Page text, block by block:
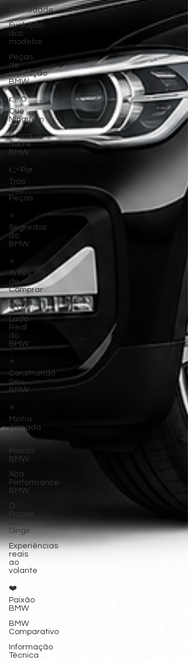
Velcoidade
Evolução
dos
modelos
Peças
de
reposição
BMW
👉 O
Que
Ninguém
Te
Conta
Sobre
BMW
👉 Por
Trás
das
Peças
⭐
Segredos
do
BMW
⭐
Antes
de
Comprar
⭐ O
Lado
Real
do
BMW
⭐
Construindo
Seu
BMW
⭐
Minha
Jornada
BMW
Paixão
BMW
Alta
Performance
BMW
O
Prazer
Dirigir
Experiências
reais
ao
volante
❤️
Paixão
BMW
BMW
Comparativo
Informação
Técnica